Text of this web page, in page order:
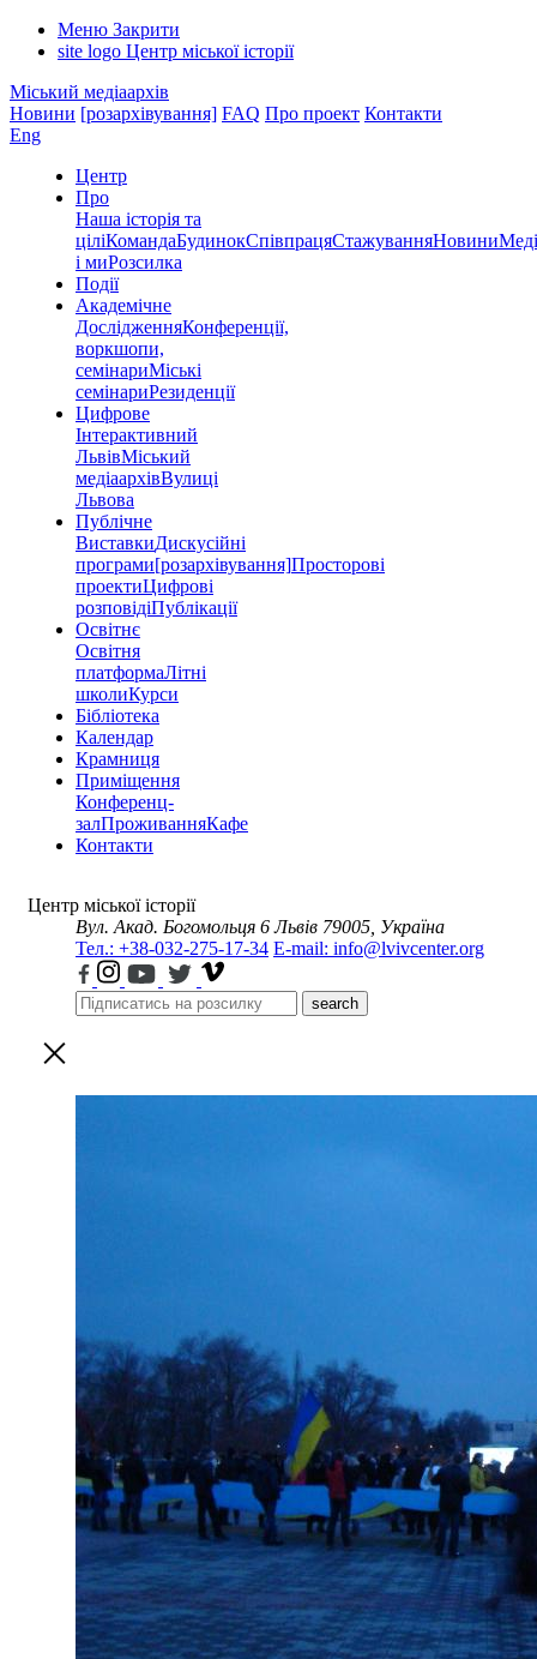
Меню Закрити
site logo Центр міської історії
Міський медіаархів
Новини [розархівування] FAQ Про проект Контакти
Eng
Центр
Про
Наша історія та
ціліКомандаБудинокСпівпрацяСтажуванняНовини
і миРозсилка
Події
Академічне
ДослідженняКонференції,
воркшопи,
семінариМіські
семінариРезиденції
Цифрове
Інтерактивний
ЛьвівМіський
медіаархівВулиці
Львова
Публічне
ВиставкиДискусійні
програми[розархівування]Просторові
проектиЦифрові
розповідіПублікації
Освітнє
Освітня
платформаЛітні
школиКурси
Бібліотека
Календар
Крамниця
Приміщення
Конференц-
залПроживанняКафе
Контакти
Центр міської історії
Вул. Акад. Богомольця 6 Львів 79005, Україна
Тел.: +38-032-275-17-34 E-mail: info@lvivcenter.org
search